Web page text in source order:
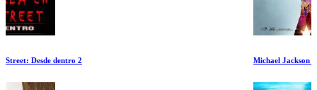
Michael Jackson Esto Es Todo